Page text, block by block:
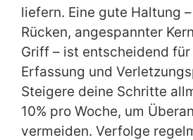
liefern. Eine gute Haltung
Rücken, angespannter
Griff – ist entscheidend für
Erfassung und
Steigere deine Schritte
10% pro Woche, um
vermeiden. Verfolge